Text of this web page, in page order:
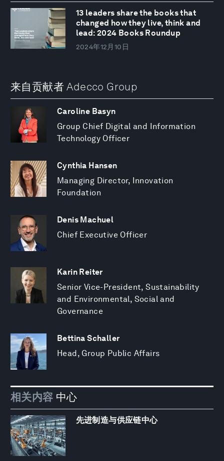
13 leaders share the books that
changed how they live, think and
lead: 2024 Books Roundup
2024年12月10日
来自贡献者 Adecco Group
Caroline Basyn
Group Chief Digital and Information
Technology Officer
Cynthia Hansen
Managing Director, Innovation
Foundation
Denis Machuel
Chief Executive Officer
Karin Reiter
Senior Vice-President, Sustainability
and Environmental, Social and
Governance
Bettina Schaller
Head, Group Public Affairs
相关内容 中心
先进制造与供应链中心